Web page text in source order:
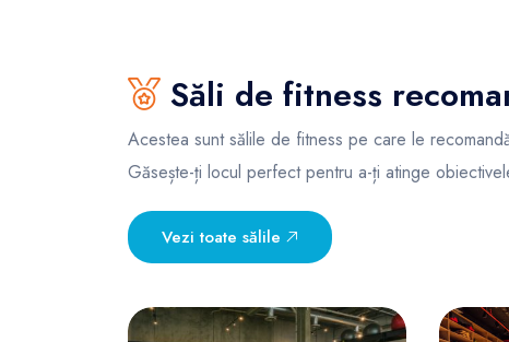
Săli de fitness
Acestea sunt sălile de fitness pe care le
Găsește-ți locul perfect pentru a-ți atinge
Vezi toate sălile